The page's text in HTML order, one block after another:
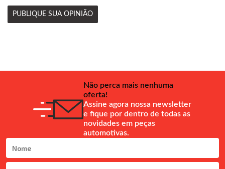
PUBLIQUE SUA OPINIÃO
Não perca mais nenhuma
oferta!
Assine agora nossa newsletter
e fique por dentro de todas as
novidades em peças
automotivas.